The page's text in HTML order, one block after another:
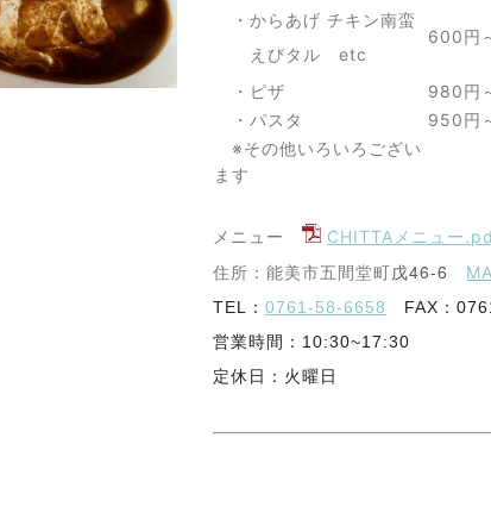
・からあげ チキン南蛮
えびタル etc
600円
・ピザ
980円
・パスタ
950円
※その他いろいろござい
ます
メニュー CHITTAメニュー
住所：能美市五間堂町戊46-6
TEL： 0761-58-6658
FAX：
営業時間：10:30~17:30
定休日：火曜日